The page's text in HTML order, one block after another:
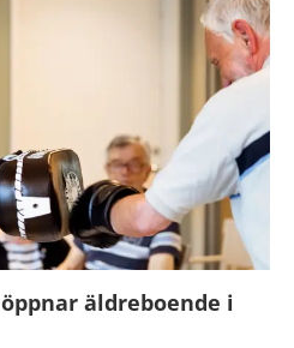
äldreboende i